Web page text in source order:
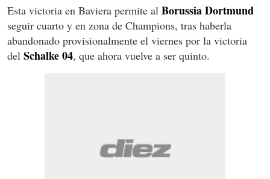
Esta victoria en Baviera permite al Borussia Dortmund
seguir cuarto y en zona de Champions, tras haberla
abandonado provisionalmente el viernes por la victoria
del Schalke 04, que ahora vuelve a ser quinto.